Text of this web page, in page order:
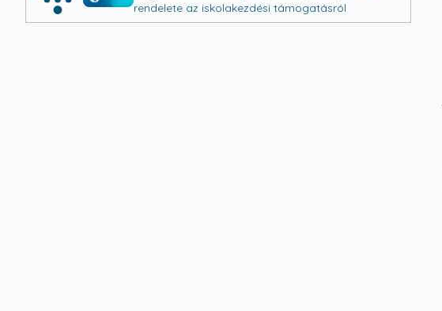
rendelete az iskolakezdési támogatásról